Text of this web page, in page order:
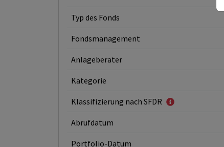
Typ des Fonds
Fondsmanagement
Anlageberater
Kategorie
Klassifizierung nach SFDR
Abrufdatum
Portfolio-Datum